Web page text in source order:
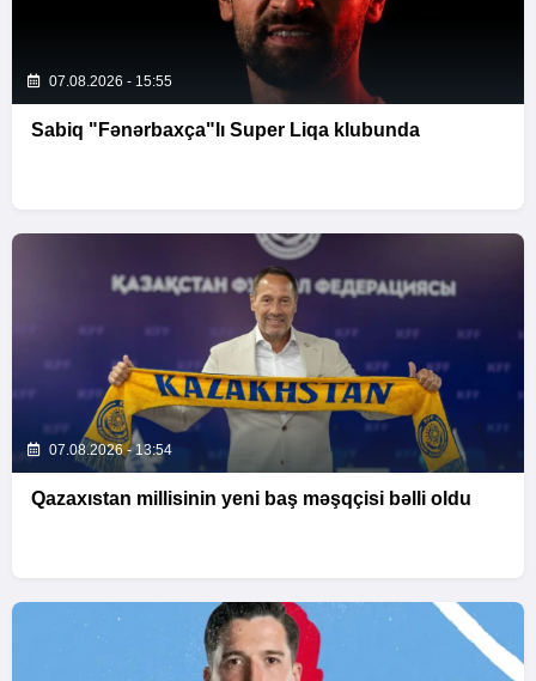
07.08.2026 - 15:55
Sabiq "Fənərbaxça"lı Super Liqa klubunda
07.08.2026 - 13:54
Qazaxıstan millisinin yeni baş məşqçisi bəlli oldu